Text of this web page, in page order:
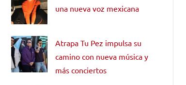
una nueva voz mexicana
Atrapa Tu Pez impulsa su
camino con nueva música y
más conciertos